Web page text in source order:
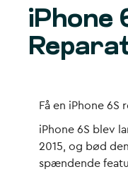
Find butik
Ring til os:
+45 70 60
iPhone
Få en iPhone 6S
iPhone 6S blev
2015, og bød
spændende